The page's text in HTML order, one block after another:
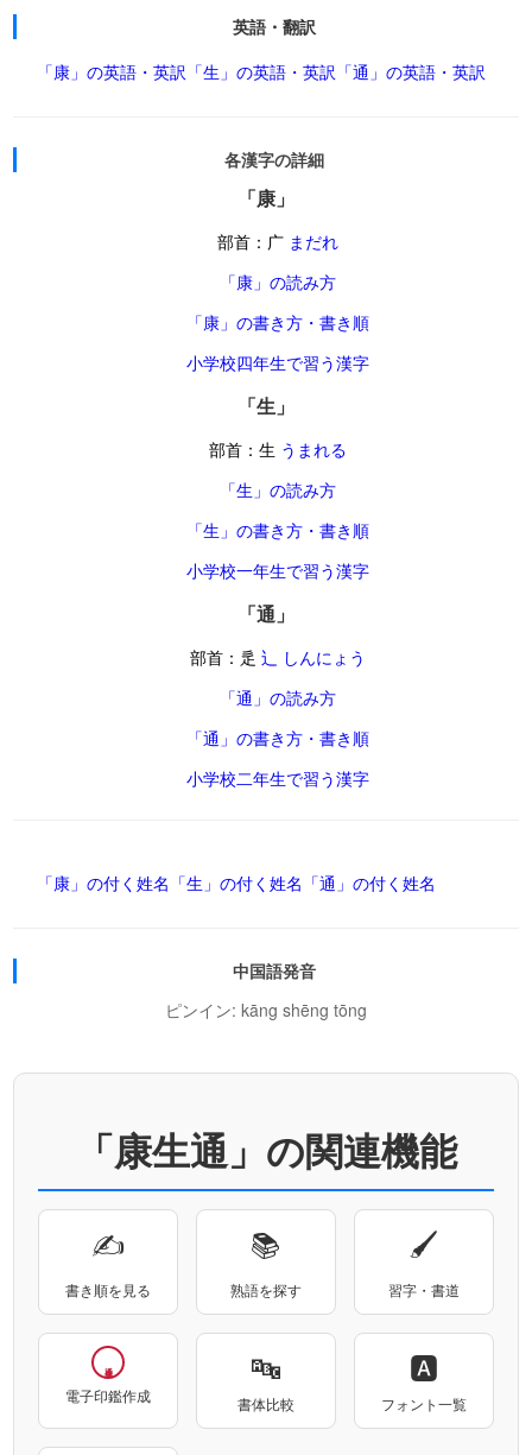
英語・翻訳
「康」の英語・英訳 「生」の英語・英訳 「通」の英語・英訳
各漢字の詳細
「康」
部首：广 まだれ
「康」の読み方
「康」の書き方・書き順
小学校四年生で習う漢字
「生」
部首：生 うまれる
「生」の読み方
「生」の書き方・書き順
小学校一年生で習う漢字
「通」
部首：辵 辶 しんにょう
「通」の読み方
「通」の書き方・書き順
小学校二年生で習う漢字
「康」の付く姓名 「生」の付く姓名 「通」の付く姓名
中国語発音
ピンイン: kāng shēng tōng
「康生通」の関連機能
✍
書き順を見る
📚
熟語を探す
🖌
習字・書道
電子印鑑作成
🔤
書体比較
🅰
フォント一覧